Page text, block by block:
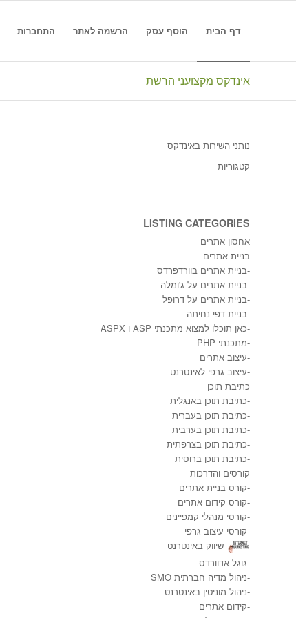
דף הבית הוסף עסק הרשמה לאתר התחברות
אינדקס מקצועני הרשת
נותני השירות באינדקס
קטגוריות
LISTING CATEGORIES
אחסון אתרים
בניית אתרים
-בניית אתרים בוורדפרדס
-בניית אתרים על ג'ומלה
-בניית אתרים על דרופל
-בניית דפי נחיתה
-כאן תוכלו למצוא מתכנתי ASP ו ASPX
-מתכנתי PHP
-עיצוב אתרים
-עיצוב גרפי לאינטרנט
כתיבת תוכן
-כתיבת תוכן באנגלית
-כתיבת תוכן בעברית
-כתיבת תוכן בערבית
-כתיבת תוכן בצרפתית
-כתיבת תוכן ברוסית
קורסים והדרכות
-קורס בניית אתרים
-קורס קידום אתרים
-קורסי מנהלי קמפיינים
-קורסי עיצוב גרפי
שיווק באינטרנט
-גוגל אדוורדס
-ניהול מדיה חברתית SMO
-ניהול מוניטין באינטרנט
-קידום אתרים